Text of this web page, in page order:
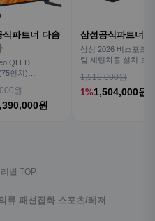
식파트너 다솜
QLED
인치)
원
원
삼성공식파트너
삼성 2026 비스포크
팀 새틴차콜 설치 보
1,516,000원
1%1,504,000원
별 TOP
류 패션잡화 스포츠/레저